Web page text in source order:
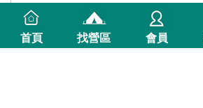
首頁 找營區 會員